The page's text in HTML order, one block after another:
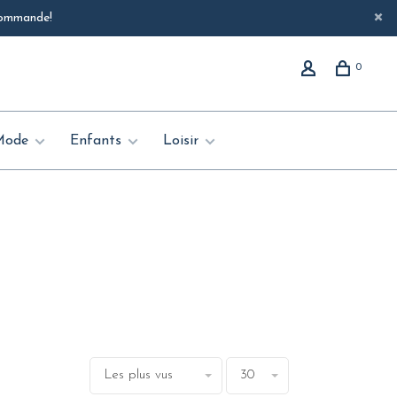
0
Enfants Loisir
Les plus vus 30